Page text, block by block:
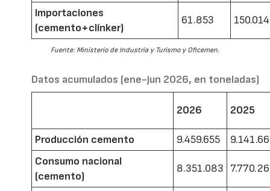
Importaciones
(cemento+clínker)
61.853 150.014
Fuente: Ministerio de Industria y Turismo y Oficemen.
Datos acumulados (ene-jun 2026, en toneladas)
2026 2025
Producción cemento 9.459.655
Consumo nacional
(cemento)
8.351.083